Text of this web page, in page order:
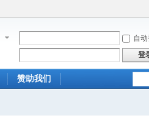
自
登
赞助我们